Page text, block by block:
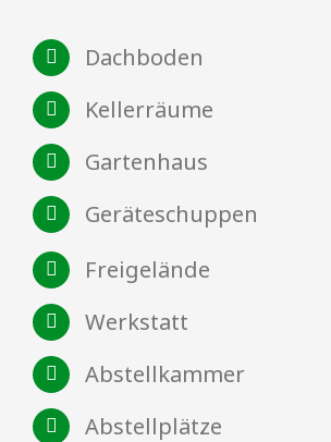
Dachboden
Kellerräume
Gartenhaus
Geräteschuppen
Freigelände
Werkstatt
Abstellkammer
Abstellplätze